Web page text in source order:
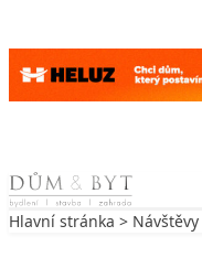
Skip to content
Hlavní stránka > Návštěvy